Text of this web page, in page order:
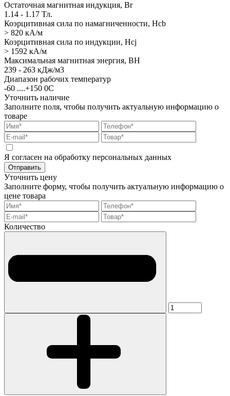
Остаточная магнитная индукция, Br
1.14 - 1.17 Тл.
Коэрцитивная сила по намагниченности, Hcb
> 820 кА/м
Коэрцитивная сила по индукции, Hcj
> 1592 кА/м
Максимальная магнитная энергия, BH
239 - 263 кДж/м3
Диапазон рабочих температур
-60 ....+150 0С
Уточнить наличие
Заполните поля, чтобы получить актуальную информацию о
товаре
Я согласен на обработку персональных данных
Отправить
Уточнить цену
Заполните форму, чтобы получить актуальную информацию о
цене товара
Количество